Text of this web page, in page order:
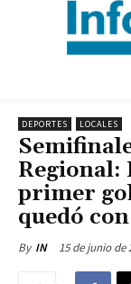
DEPORTES LOCALES
Regional:
primer
quedó
By IN 15 de junio de